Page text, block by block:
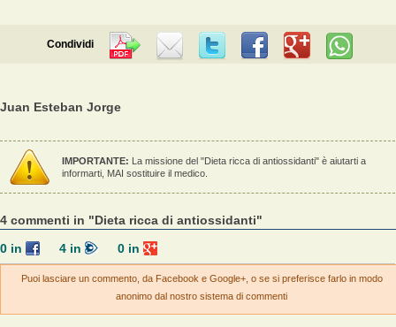
Condividi
Juan Esteban Jorge
IMPORTANTE: La missione del "Dieta ricca di antiossidanti" è aiutarti a
informarti, MAI sostituire il medico.
4 commenti in "Dieta ricca di antiossidanti"
0in 4in 0 in
Puoi lasciare un commento, da Facebook e Google+, o se si preferisce farlo in modo
anonimo dal nostro sistema di commenti